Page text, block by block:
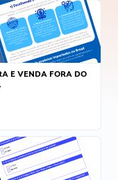
E VENDA FORA DO